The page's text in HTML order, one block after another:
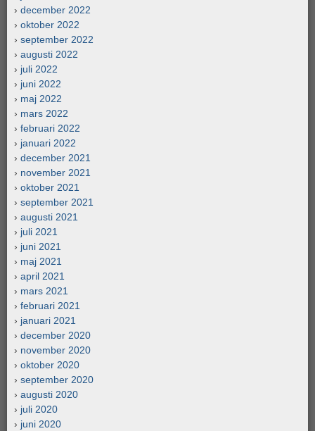
december 2022
oktober 2022
september 2022
augusti 2022
juli 2022
juni 2022
maj 2022
mars 2022
februari 2022
januari 2022
december 2021
november 2021
oktober 2021
september 2021
augusti 2021
juli 2021
juni 2021
maj 2021
april 2021
mars 2021
februari 2021
januari 2021
december 2020
november 2020
oktober 2020
september 2020
augusti 2020
juli 2020
juni 2020